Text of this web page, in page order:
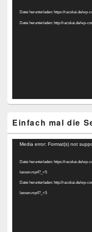
Datei herunterladen: https://racskai.de/wp-
Datei herunterladen: http://racskai.de/wp-
Einfach mal die
Video-
Media error: Format(s) not
Datei herunterladen: https://racskai.de/wp-
lassen.mp4?_=5
Datei herunterladen: http://racskai.de/wp-
lassen.mp4?_=5